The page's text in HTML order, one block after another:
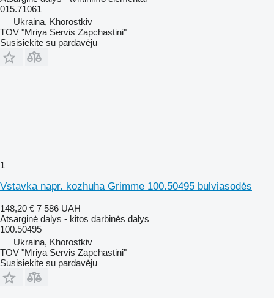
015.71061
Ukraina, Khorostkiv
TOV "Mriya Servis Zapchastini"
Susisiekite su pardavėju
1
Vstavka napr. kozhuha Grimme 100.50495 bulviasodės
148,20 € 7 586 UAH
Atsarginė dalys - kitos darbinės dalys
100.50495
Ukraina, Khorostkiv
TOV "Mriya Servis Zapchastini"
Susisiekite su pardavėju